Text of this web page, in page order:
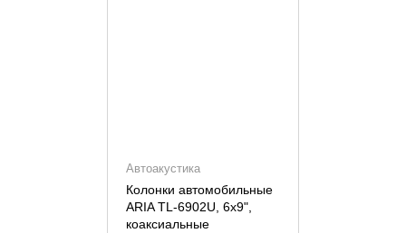
Автоакустика
Колонки автомобильные
ARIA TL-6902U, 6х9",
коаксиальные